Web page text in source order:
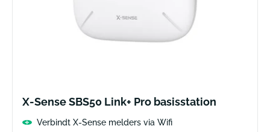
X-Sense SBS50 Link+ Pro basisstation
Verbindt X-Sense melders via Wifi